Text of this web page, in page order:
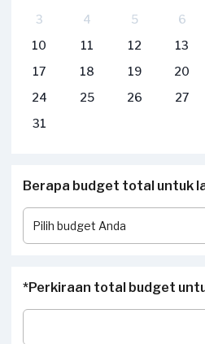
3
4 5 6
10
11 12 13
17
18 19 20
24
25 26 27
31
Berapa budget total untuk
*Perkiraan total budget